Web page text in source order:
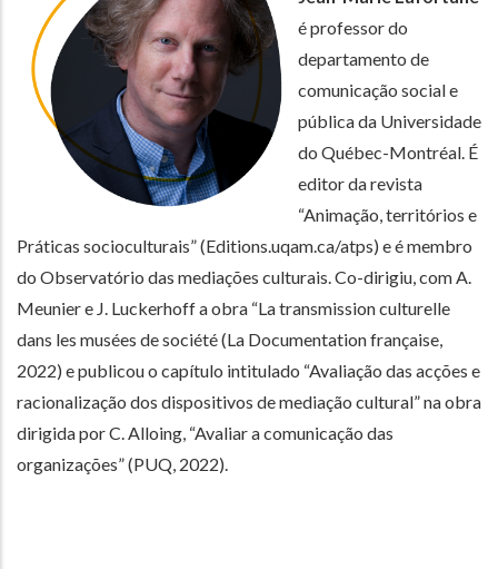
é professor do
departamento de
comunicação social e
pública da Universidade
do Québec-Montréal. É
editor da revista
“Animação, territórios e
Práticas socioculturais” (Editions.uqam.ca/atps) e é membro
do Observatório das mediações culturais. Co-dirigiu, com A.
Meunier e J. Luckerhoff a obra “La transmission culturelle
dans les musées de société (La Documentation française,
2022) e publicou o capítulo intitulado “Avaliação das acções e
racionalização dos dispositivos de mediação cultural” na obra
dirigida por C. Alloing, “Avaliar a comunicação das
organizações” (PUQ, 2022).